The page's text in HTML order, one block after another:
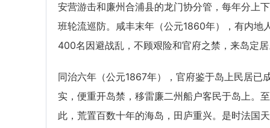
安营游击和廉州合浦县的龙门协分管，每年分上
班轮流巡防。咸丰末年（公元1860年），有内地
400名因避战乱，不顾艰险和官府之禁，来岛定
同治六年（公元1867年），官府鉴于岛上民居已
实，便重开岛禁，移雷廉二州船户客民于岛上。至
此，荒置百数十年的海岛，田庐重兴。是时法国